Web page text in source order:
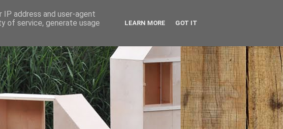
address and user-agent
of service, generate usage
LEARN MORE GOT IT